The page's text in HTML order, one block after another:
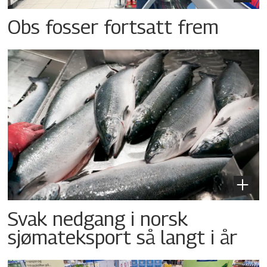
Obs fosser fortsatt frem
Svak nedgang i norsk
sjømateksport så langt i år